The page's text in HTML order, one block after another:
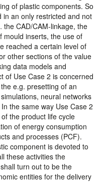
of plastic components. So
an only restricted and not
the CAD/CAM-linkage, the
mould inserts, the use of
reached a certain level of
other sections of the value
data models and
of Use Case 2 is concerned
e.g. presetting of an
neural networks
the same way Use Case 2
the product life cycle
of energy consumption
and processes (PCF).
component is devoted to
these activities the
turn out to be the
entities for the delivery